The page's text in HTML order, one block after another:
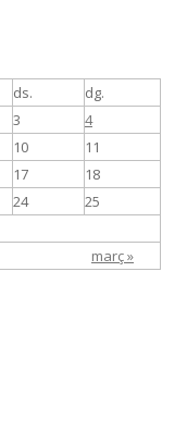
ds. dg.
març »
3
4
10
11
17
18
24
25